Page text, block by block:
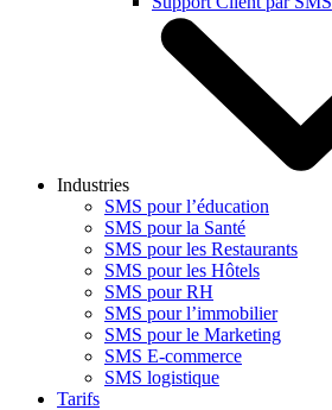
Industries
SMS pour l’éducation
SMS pour la Santé
SMS pour les Restaurants
SMS pour les Hôtels
SMS pour RH
SMS pour l’immobilier
SMS pour le Marketing
SMS E-commerce
SMS logistique
Tarifs